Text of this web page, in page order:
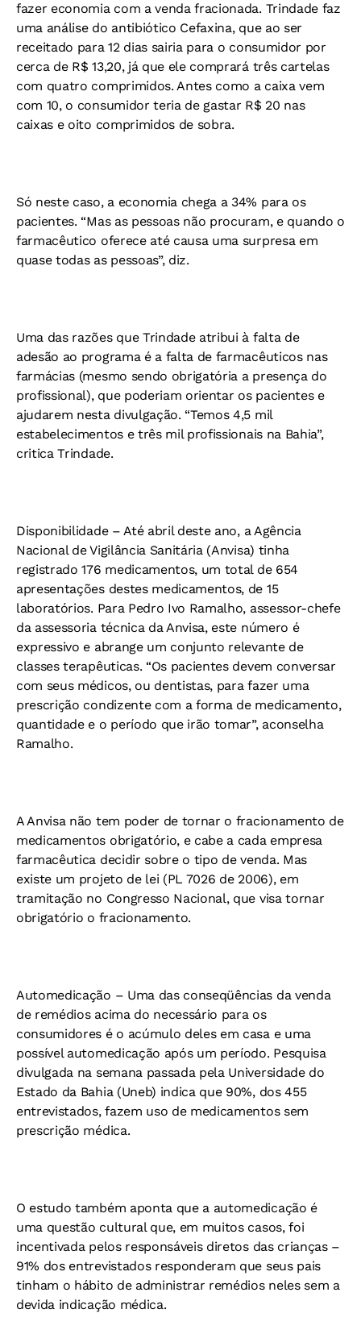
fazer economia com a venda fracionada. Trindade faz
uma análise do antibiótico Cefaxina, que ao ser
receitado para 12 dias sairia para o consumidor por
cerca de R$ 13,20, já que ele comprará três cartelas
com quatro comprimidos. Antes como a caixa vem
com 10, o consumidor teria de gastar R$ 20 nas
caixas e oito comprimidos de sobra.
Só neste caso, a economia chega a 34% para os
pacientes. “Mas as pessoas não procuram, e quando o
farmacêutico oferece até causa uma surpresa em
quase todas as pessoas”, diz.
Uma das razões que Trindade atribui à falta de
adesão ao programa é a falta de farmacêuticos nas
farmácias (mesmo sendo obrigatória a presença do
profissional), que poderiam orientar os pacientes e
ajudarem nesta divulgação. “Temos 4,5 mil
estabelecimentos e três mil profissionais na Bahia”,
critica Trindade.
Disponibilidade– Até abril deste ano, a Agência
Nacional de Vigilância Sanitária (Anvisa) tinha
registrado 176 medicamentos, um total de 654
apresentações destes medicamentos, de 15
laboratórios. Para Pedro Ivo Ramalho, assessor-chefe
da assessoria técnica da Anvisa, este número é
expressivo e abrange um conjunto relevante de
classes terapêuticas. “Os pacientes devem conversar
com seus médicos, ou dentistas, para fazer uma
prescrição condizente com a forma de medicamento,
quantidade e o período que irão tomar”, aconselha
Ramalho.
A Anvisa não tem poder de tornar o fracionamento de
medicamentos obrigatório, e cabe a cada empresa
farmacêutica decidir sobre o tipo de venda. Mas
existe um projeto de lei (PL 7026 de 2006), em
tramitação no Congresso Nacional, que visa tornar
obrigatório o fracionamento.
Automedicação – Uma das conseqüências da venda
de remédios acima do necessário para os
consumidores é o acúmulo deles em casa e uma
possível automedicação após um período. Pesquisa
divulgada na semana passada pela Universidade do
Estado da Bahia (Uneb) indica que 90%, dos 455
entrevistados, fazem uso de medicamentos sem
prescrição médica.
O estudo também aponta que a automedicação é
uma questão cultural que, em muitos casos, foi
incentivada pelos responsáveis diretos das crianças –
91% dos entrevistados responderam que seus pais
tinham o hábito de administrar remédios neles sem a
devida indicação médica.